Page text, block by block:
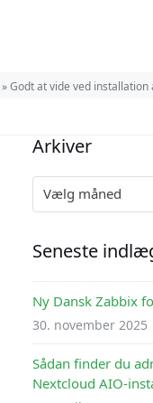
»Godt at vide ved
Arkiver
Arkiver
Seneste
Ny Dansk Zabbix
30. november 2025
Sådan finder du
Nextcloud AIO-